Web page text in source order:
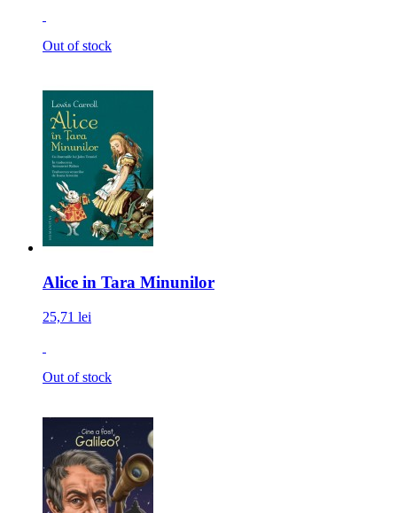
Out of stock
Alice in Tara Minunilor
25,71 lei
Out of stock